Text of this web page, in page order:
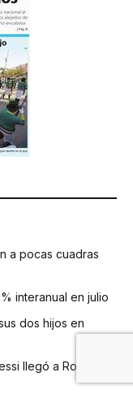
a pocas cuadras
interanual en julio
dos hijos en
llegó a Rosario